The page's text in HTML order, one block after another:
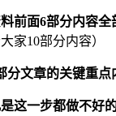
前面6部分内容
家10部分内容）
分文章的关键重点
是这一步都做不好